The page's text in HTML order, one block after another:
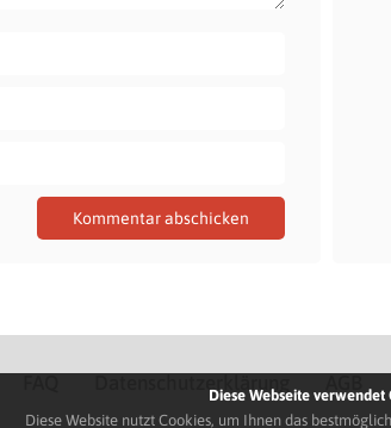
Diese Webseite verwendet
Diese Website nutzt Cookies, um Ihnen das